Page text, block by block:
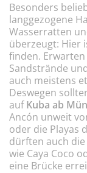
Besonders
langgezogene
Wasserratten
überzeugt: Hier
finden.
Sandstrände
auch meistens
Deswegen
aufKuba ab
Ancón unweit
oder die Playas
dürften auch
wie Caya Coco
eine Brücke